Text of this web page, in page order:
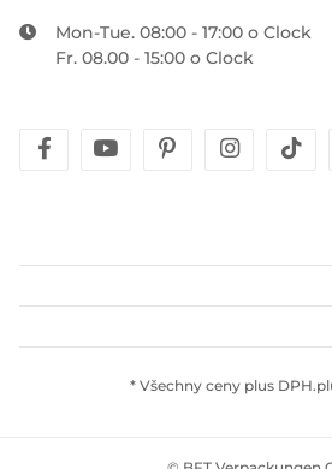
Mon-Tue. 08:00 - 17:00 o Clock
Fr. 08.00 - 15:00 o Clock
facebookyoutubepinterest
* Všechny ceny plus